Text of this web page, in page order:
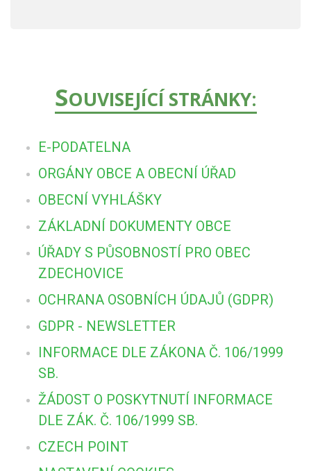
SOUVISEJÍCÍ STRÁNKY:
E-PODATELNA
ORGÁNY OBCE A OBECNÍ ÚŘAD
OBECNÍ VYHLÁŠKY
ZÁKLADNÍ DOKUMENTY OBCE
ÚŘADY S PŮSOBNOSTÍ PRO OBEC
ZDECHOVICE
OCHRANA OSOBNÍCH ÚDAJŮ (GDPR)
GDPR - NEWSLETTER
INFORMACE DLE ZÁKONA Č. 106/1999
SB.
ŽÁDOST O POSKYTNUTÍ INFORMACE
DLE ZÁK. Č. 106/1999 SB.
CZECH POINT